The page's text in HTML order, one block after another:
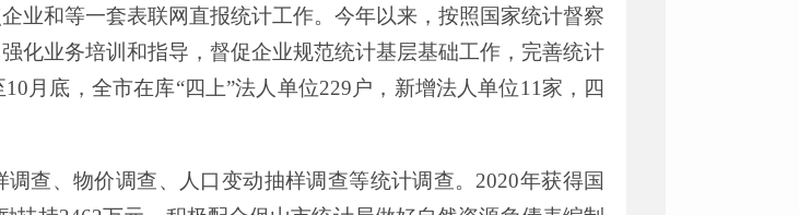
业和等一套表联网直报统计工作。 今年以来 ， 按照国家统计督察
强化业务培训和指导 ， 督促企业规范统计基层基础工作 ， 完善统计
10 月底 ， 全市在库“四上”法人 单位229 户， 新增法人单位1 1 家 ， 四
调查、物价调查、人口变动抽样调查等统计调查。 2020年获得国